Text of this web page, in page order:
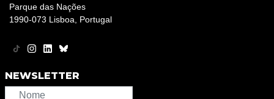
Parque das Nações
1990-073 Lisboa, Portugal
NEWSLETTER